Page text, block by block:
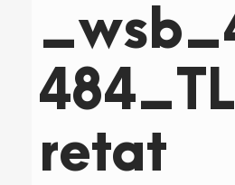
retat